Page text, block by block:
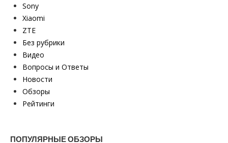
Sony
Xiaomi
ZTE
Без рубрики
Видео
Вопросы и Ответы
Новости
Обзоры
Рейтинги
ПОПУЛЯРНЫЕ ОБЗОРЫ